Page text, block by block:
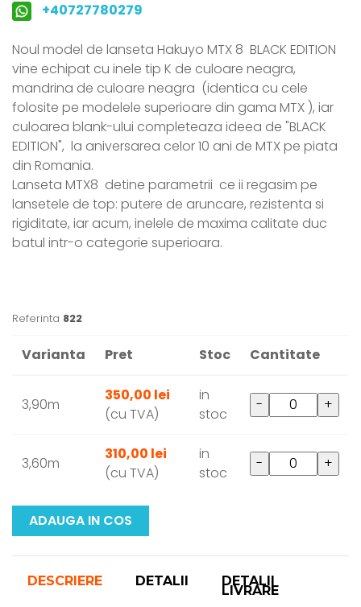
+40727780279
Noul model de lanseta Hakuyo MTX 8 BLACK EDITION
vine echipat cu inele tip K de culoare neagra,
mandrina de culoare neagra (identica cu cele
folosite pe modelele superioare din gama MTX ), iar
culoarea blank-ului completeaza ideea de "BLACK
EDITION", la aniversarea celor 10 ani de MTX pe piata
din Romania.
Lanseta MTX8 detine parametrii ce ii regasim pe
lansetele de top: putere de aruncare, rezistenta si
rigiditate, iar acum, inelele de maxima calitate duc
batul intr-o categorie superioara.
Referinta 822
Varianta Pret Stoc Cantitate
3,90m
350,00 lei
(cu TVA)
in
stoc
- +
3,60m
310,00 lei
(cu TVA)
in
stoc
- +
ADAUGA IN COS
DESCRIERE DETALII DETALII
LIVRARE